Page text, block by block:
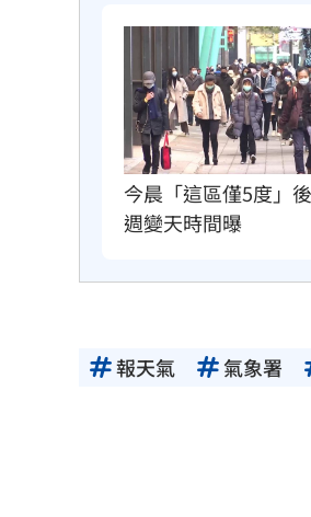
今晨「這區僅5度」
週變天時間曝
報天氣 氣象署